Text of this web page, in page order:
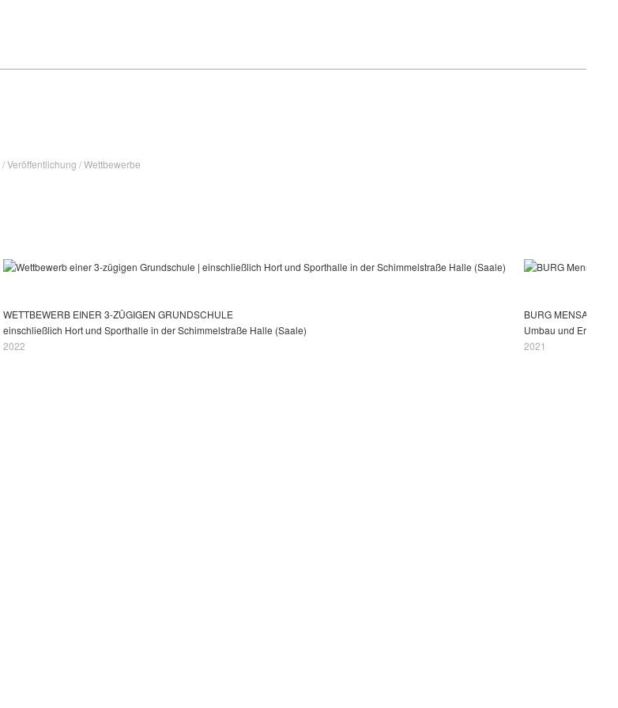
/Veröffentlichung /Wettbewerbe
WETTBEWERB EINER 3-ZÜGIGEN GRUNDSCHULE
einschließlich Hort und Sporthalle in der Schimmelstraße Halle (Saale)
2022
BURG MENSA
Umbau und
2021